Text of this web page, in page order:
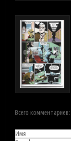
Всего комментариев: